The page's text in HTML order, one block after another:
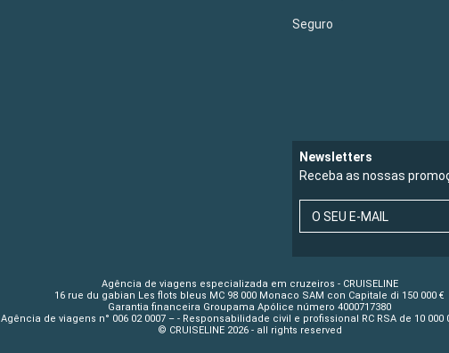
Seguro
Newsletters
Receba as nossas
O SEU E-MAIL
Agência de viagens especializada em cruzeiros - CRUISELINE
16 rue du gabian Les flots bleus MC 98 000 Monaco SAM con Capitale di 150 000 €
Garantia financeira Groupama Apólice número 4000717380
Agência de viagens n° 006 02 0007 – - Responsabilidade civil e profissional RC RSA de 10 000
© CRUISELINE 2026 - all rights reserved